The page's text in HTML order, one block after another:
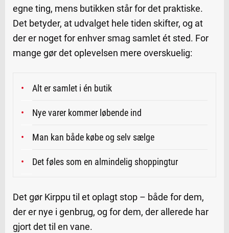
egne ting, mens butikken står for det praktiske.
Det betyder, at udvalget hele tiden skifter, og at
der er noget for enhver smag samlet ét sted. For
mange gør det oplevelsen mere overskuelig:
Alt er samlet i én butik
Nye varer kommer løbende ind
Man kan både købe og selv sælge
Det føles som en almindelig shoppingtur
Det gør Kirppu til et oplagt stop – både for dem,
der er nye i genbrug, og for dem, der allerede har
gjort det til en vane.